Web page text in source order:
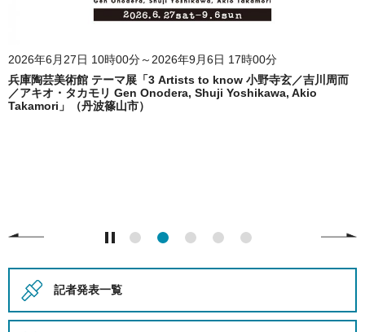
2026年6月27日 10時00分～2026年9月6日 17時00分
兵庫陶芸美術館 テーマ展「3 Artists to know 小野寺玄／吉川周而
／アキオ・タカモリ Gen Onodera, Shuji Yoshikawa, Akio
Takamori」（丹波篠山市）
記者発表一覧